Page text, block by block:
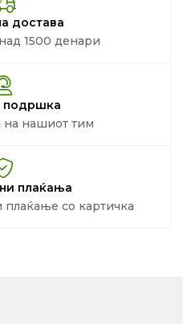
достава
1500 денари
подршка
на нашиот тим
плаќања
плаќање со картичка